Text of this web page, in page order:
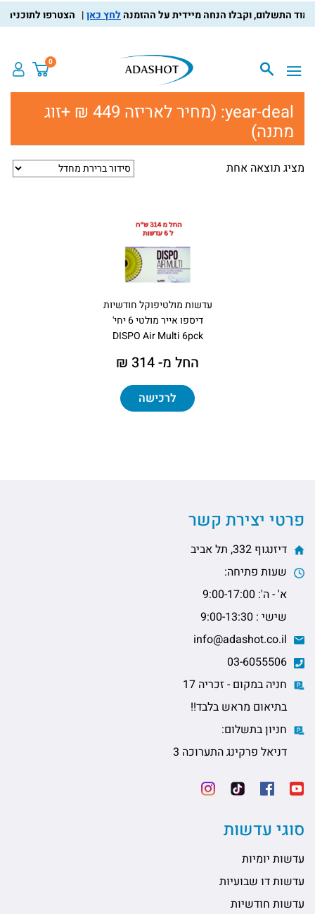
לחץ כאן הצטרפו לתוכנית
0
year-deal:
(מחיר לאריזה 449 ₪ +זוג
מתנה)
מציג תוצאה אחת
עדשות מולטיפוקל חודשיות
דיספו אייר מולטי 6 יחי'
DISPO Air Multi 6pck
החל מ- 314 ₪
לרכישה
פרטי יצירת קשר
דיזנגוף 332, תל אביב
שעות פתיחה:
א' - ה': 9:00-17:00
שישי : 9:00-13:30
חניה במקום - זכריה 17
בתיאום מראש בלבד!!
חניון בתשלום:
דניאל פרקינג התערוכה 3
סוגי עדשות
עדשות יומיות
עדשות דו שבועיות
עדשות חודשיות